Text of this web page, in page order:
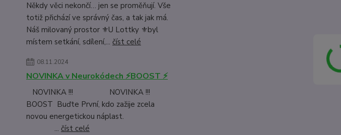
Někdy věci nekončí… jen se proměňují. Vše
totiž přichází ve správný čas, a tak jak má.
Náš milovaný prostor ⚜️U Lottky ⚜️byl
místem setkání, sdílení,... číst celé
08.11.2024
NOVINKA v Neurokódech ⚡BOOST ⚡
NOVINKA !!! NOVINKA !!!
BOOST Buďte První, kdo zažije zcela
novou energetickou náplast.
... číst celé